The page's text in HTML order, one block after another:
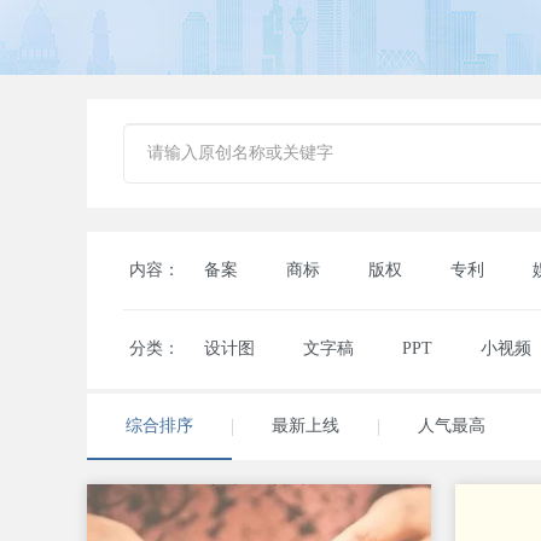
内容： 备案 商标 版权 专利
分类： 设计图 文字稿 PPT 小视频
综合排序 最新上线 人气最高